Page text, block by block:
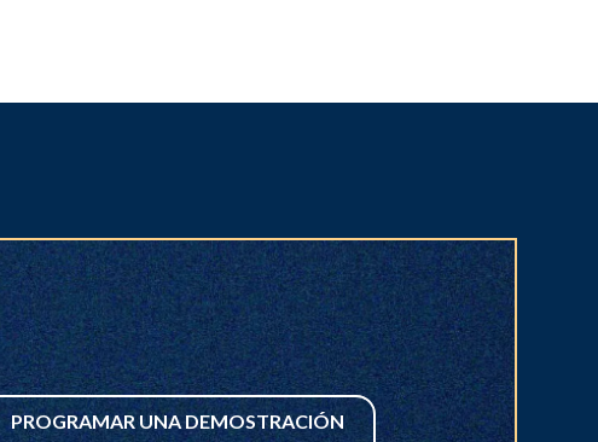
PROGRAMAR UNA DEMOSTRACIÓN